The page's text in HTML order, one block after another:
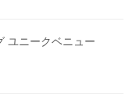
ユニークベニュー